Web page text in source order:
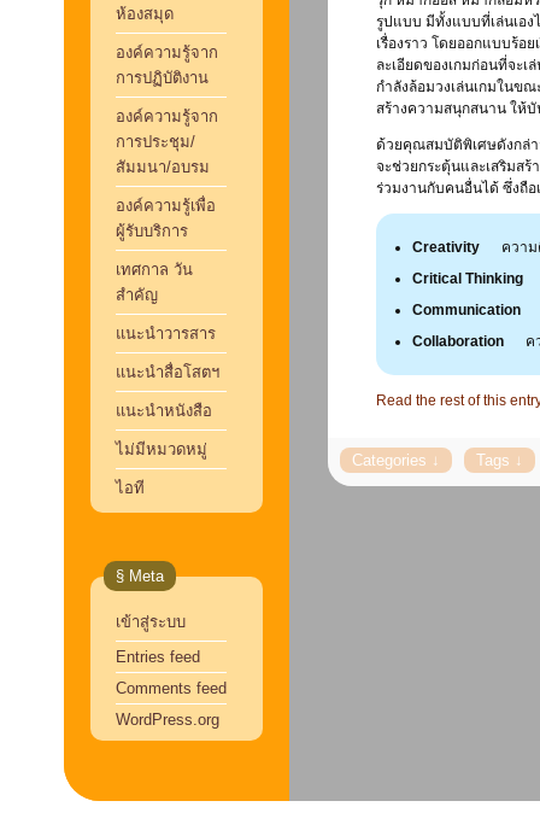
ห้องสมุด
องค์ความรู้จาก
การปฏิบัติงาน
องค์ความรู้จาก
การประชุม/
สัมมนา/อบรม
องค์ความรู้เพื่อ
ผู้รับบริการ
เทศกาล วัน
สำคัญ
แนะนำวารสาร
แนะนำสื่อโสตฯ
แนะนำหนังสือ
ไม่มีหมวดหมู่
ไอที
§ Meta
เข้าสู่ระบบ
Entries feed
Comments feed
WordPress.org
รูปแบบ มีทั้งแบบที่เล่นเอ
เรื่องราว โดยออกแบบร้อ
ละเอียดของเกมก่อนที่จะ
กำลังล้อมวงเล่นเกมในข
สร้างความสนุกสนาน ให้บั
ด้วยคุณสมบัติพิเศษดังกล่า
จะช่วยกระตุ้นและเสริมส
ร่วมงานกับคนอื่นได้ ซึ่งถื
Creativity ความ
Critical
Collaboration ค
Read the rest of this